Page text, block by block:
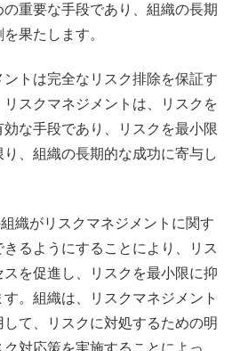
重要な手段であり、組織の長期
果たします。
トは完全なリスク排除を保証す
スクマネジメントは、リスクを
な手段であり、リスクを最小限
、組織の長期的な成功に寄与し
織がリスクマネジメントに関す
るようにすることにより、リス
を促進し、リスクを最小限に抑
。組織は、リスクマネジメント
て、リスクに対処するための明